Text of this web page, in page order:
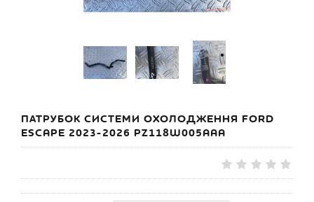
ПАТРУБОК СИСТЕМИ ОХОЛОДЖЕННЯ FORD
ESCAPE 2023-2026 PZ118W005AAA